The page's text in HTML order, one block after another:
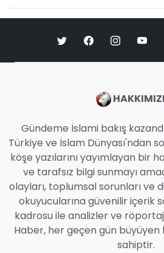
Gündeme İslami bakış
Türkiye ve İslam Dünyası'ndan
köşe yazılarını yayımlayan bir
ve tarafsız bilgi sunmayı
olayları, toplumsal sorunları ve
okuyucularına güvenilir içerik
kadrosu ile analizler ve
Haber, her geçen gün
sahiptir.